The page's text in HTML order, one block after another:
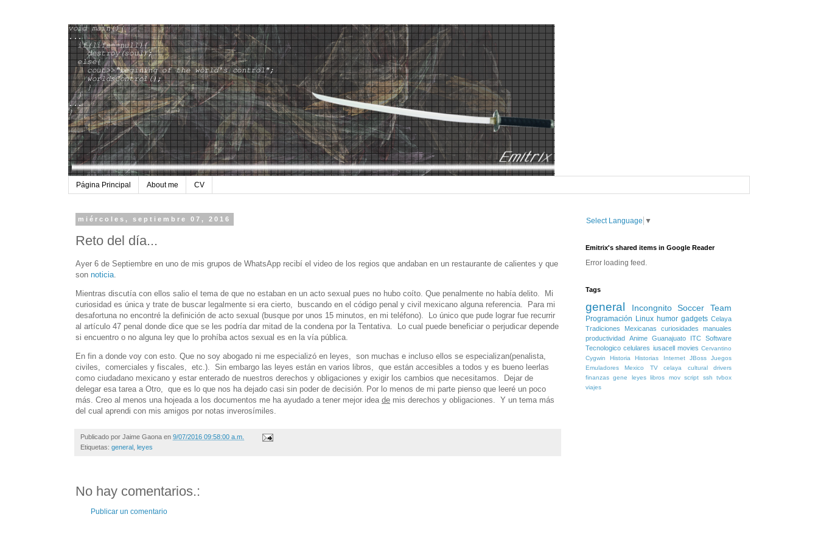
Página Principal About me CV
miércoles, septiembre 07, 2016
Reto del día...
Ayer 6 de Septiembre en uno de mis grupos de WhatsApp recibí el video de los regios que andaban en un restaurante de calientes y que
son noticia.
Mientras discutía con ellos salio el tema de que no estaban en un acto sexual pues no hubo coíto. Que penalmente no había delito. Mi
curiosidad es única y trate de buscar legalmente si era cierto, buscando en el código penal y civil mexicano alguna referencia. Para mi
desafortuna no encontré la definición de acto sexual (busque por unos 15 minutos, en mi teléfono). Lo único que pude lograr fue recurrir
al artículo 47 penal donde dice que se les podría dar mitad de la condena por la Tentativa. Lo cual puede beneficiar o perjudicar depende
si encuentro o no alguna ley que lo prohíba actos sexual es en la vía pública.
En fin a donde voy con esto. Que no soy abogado ni me especializó en leyes, son muchas e incluso ellos se especializan(penalista,
civiles, comerciales y fiscales, etc.). Sin embargo las leyes están en varios libros, que están accesibles a todos y es bueno leerlas
como ciudadano mexicano y estar enterado de nuestros derechos y obligaciones y exigir los cambios que necesitamos. Dejar de
delegar esa tarea a Otro, que es lo que nos ha dejado casi sin poder de decisión. Por lo menos de mi parte pienso que leeré un poco
más. Creo al menos una hojeada a los documentos me ha ayudado a tener mejor idea de mis derechos y obligaciones. Y un tema más
del cual aprendi con mis amigos por notas inverosímiles.
Publicado por Jaime Gaona en 9/07/2016 09:58:00 a.m.
Etiquetas: general , leyes
No hay comentarios.:
Publicar un comentario
Select Language ▼
Emitrix's shared items in Google Reader
Error loading feed.
Tags
general Incongnito Soccer Team
Programación Linux humor gadgets Celaya
Tradiciones Mexicanas
curiosidades
manuales
productividad
Anime Guanajuato ITC Software
Tecnologico celulares iusacell movies Cervantino
Cygwin
Historia Historias Internet JBoss
Juegos
Emuladores
Mexico TV celaya cultural
drivers
finanzas gene leyes libros mov script ssh
tvbox
viajes